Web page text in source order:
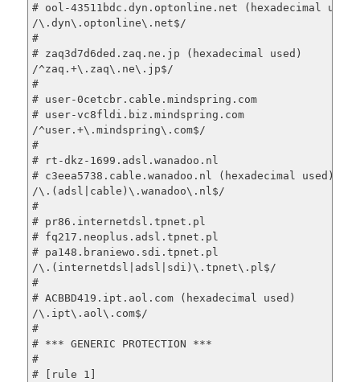
# ool-43511bdc.dyn.optonline.net (hexadecimal used)
/\.dyn\.optonline\.net$/                        450
#
# zaq3d7d6ded.zaq.ne.jp (hexadecimal used)
/^zaq.+\.zaq\.ne\.jp$/                          450
#
# user-0cetcbr.cable.mindspring.com
# user-vc8fldi.biz.mindspring.com
/^user.+\.mindspring\.com$/                     450
#
# rt-dkz-1699.adsl.wanadoo.nl
# c3eea5738.cable.wanadoo.nl (hexadecimal used)
/\.(adsl|cable)\.wanadoo\.nl$/                  450
#
# pr86.internetdsl.tpnet.pl
# fq217.neoplus.adsl.tpnet.pl
# pa148.braniewo.sdi.tpnet.pl
/\.(internetdsl|adsl|sdi)\.tpnet\.pl$/          450
#
# ACBBD419.ipt.aol.com (hexadecimal used)
/\.ipt\.aol\.com$/                              450
#
# *** GENERIC PROTECTION ***
#
# [rule 1]